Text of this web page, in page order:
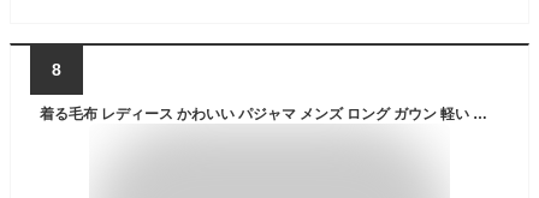
8
着る毛布 レディース かわいい パジャマ メンズ ロング ガウン 軽い ペア 着る毛布レディース 大きいサイズ 長袖 ワンピース 前開き 毛布 ギフト 男性 ルームウェア カーディガン 男女兼用 部屋着 マタニティ ワンマイルウェア マタニティ 裏起毛 バレンタイン 冬